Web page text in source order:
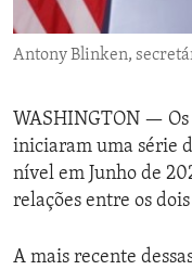
ENVIRONMENT AND
IDEALS AND
Antony Blinken,
WASHINGTON —
iniciaram uma série
nível em Junho de
relações entre os dois
A mais recente